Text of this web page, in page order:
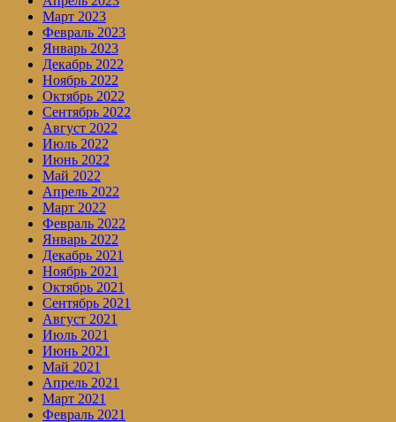
Март 2023
Февраль 2023
Январь 2023
Декабрь 2022
Ноябрь 2022
Октябрь 2022
Сентябрь 2022
Август 2022
Июль 2022
Июнь 2022
Май 2022
Апрель 2022
Март 2022
Февраль 2022
Январь 2022
Декабрь 2021
Ноябрь 2021
Октябрь 2021
Сентябрь 2021
Август 2021
Июль 2021
Июнь 2021
Май 2021
Апрель 2021
Март 2021
Февраль 2021